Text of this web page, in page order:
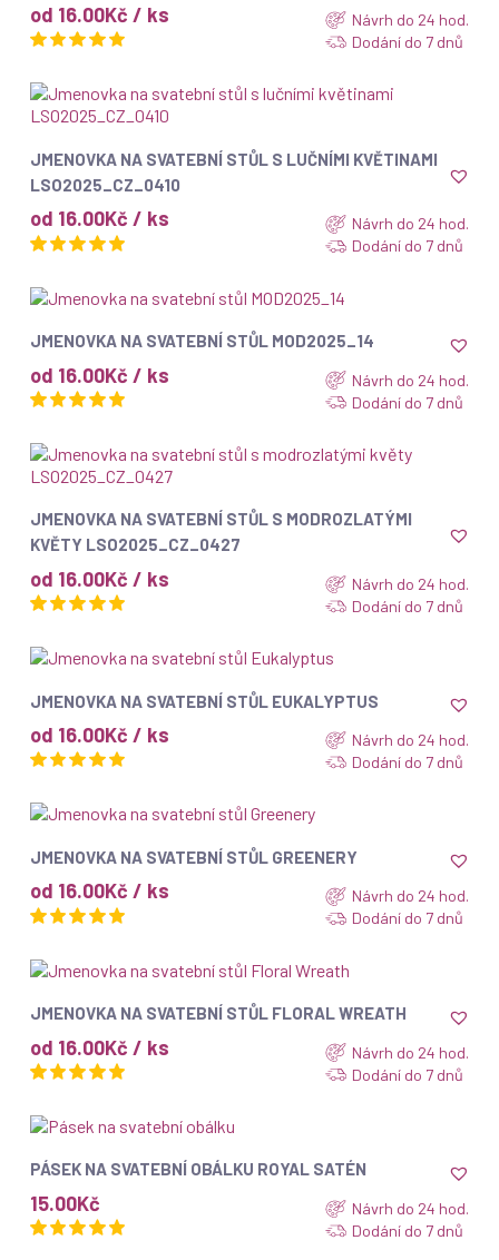
od 16.00Kč / ks
Návrh do 24 hod.
Dodání do 7 dnů
ZOBRAZIT
JMENOVKA NA SVATEBNÍ STŮL S LUČNÍMI KVĚTINAMI
LSO2025_CZ_0410
od 16.00Kč / ks
Návrh do 24 hod.
Dodání do 7 dnů
ZOBRAZIT
JMENOVKA NA SVATEBNÍ STŮL MOD2025_14
od 16.00Kč / ks
Návrh do 24 hod.
Dodání do 7 dnů
ZOBRAZIT
JMENOVKA NA SVATEBNÍ STŮL S MODROZLATÝMI
KVĚTY LSO2025_CZ_0427
od 16.00Kč / ks
Návrh do 24 hod.
Dodání do 7 dnů
ZOBRAZIT
JMENOVKA NA SVATEBNÍ STŮL EUKALYPTUS
od 16.00Kč / ks
Návrh do 24 hod.
Dodání do 7 dnů
ZOBRAZIT
JMENOVKA NA SVATEBNÍ STŮL GREENERY
od 16.00Kč / ks
Návrh do 24 hod.
Dodání do 7 dnů
ZOBRAZIT
JMENOVKA NA SVATEBNÍ STŮL FLORAL WREATH
od 16.00Kč / ks
Návrh do 24 hod.
Dodání do 7 dnů
ZOBRAZIT
PÁSEK NA SVATEBNÍ OBÁLKU ROYAL SATÉN
15.00Kč
Návrh do 24 hod.
Dodání do 7 dnů